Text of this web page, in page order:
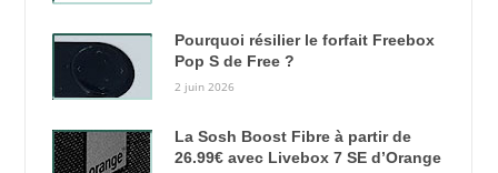
Pourquoi résilier le forfait Freebox
Pop S de Free ?
2 juin 2026
La Sosh Boost Fibre à partir de
26.99€ avec Livebox 7 SE d’Orange